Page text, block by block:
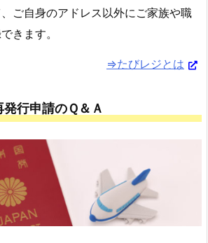
ご自身のアドレス以外にご家族や職
きます。
⇒たびレジとは
行申請のＱ＆Ａ